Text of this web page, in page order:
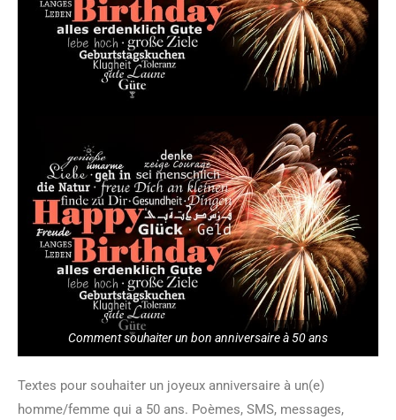
Comment souhaiter un bon anniversaire à 50 ans
Textes pour souhaiter un joyeux anniversaire à un(e)
homme/femme qui a 50 ans. Poèmes, SMS, messages,